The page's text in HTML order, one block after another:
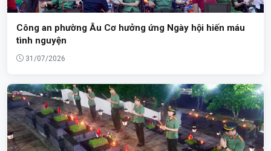
Công an phường Âu Cơ hưởng ứng Ngày hội hiến máu
tình nguyện
31/07/2026